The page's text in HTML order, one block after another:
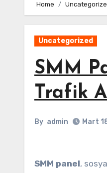
Home
Uncategorized
SMM
Trafik
By admin Mart
SMM panel,